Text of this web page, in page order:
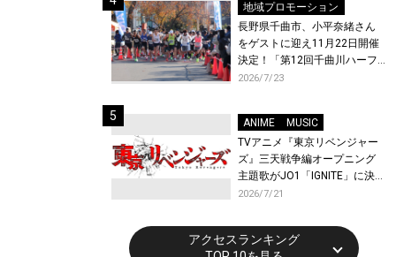
地域プロモーション
長野県千曲市、小平奈緒さん
をゲストに迎え11月22日開催
決定！「第12回千曲川ハーフ
マラソン」エントリー受付開
2026/7/23
ANIME
MUSIC
TVアニメ『東京リベンジャー
ズ』三天戦争編オープニング
主題歌がJO1「IGNITE」に決
定！メンバー全員から喜びと
トが到着！9月に東京・大阪で
先行上映会を開催！
2026/7/21
アクセスランキング